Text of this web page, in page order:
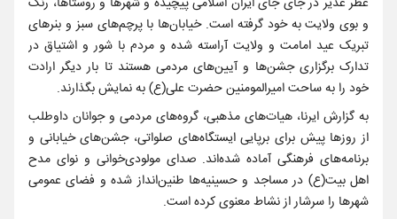
و بوی ولایت به خود گرفته است. خیابان‌ها با پرچم‌های سبز و بنرهای
تبریک عید امامت و ولایت آراسته شده و مردم با شور و اشتیاق در
تدارک برگزاری جشن‌ها و آیین‌های مردمی هستند تا بار دیگر ارادت
خود را به ساحت امیرالمومنین حضرت علی(ع) به نمایش بگذارند.
به گزارش ایرنا، هیات‌های مذهبی، گروه‌های مردمی و جوانان داوطلب
از روزها پیش برای برپایی ایستگاه‌های صلواتی، جشن‌های خیابانی و
برنامه‌های فرهنگی آماده شده‌اند. صدای مولودی‌خوانی و نوای مدح
اهل بیت(ع) در مساجد و حسینیه‌ها طنین‌انداز شده و فضای عمومی
شهرها را سرشار از نشاط معنوی کرده است.